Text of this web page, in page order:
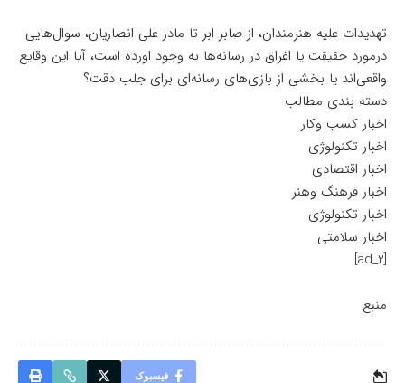
تهدیدات علیه هنرمندان، از صابر ابر تا مادر علی انصاریان، سوال‌هایی
درمورد حقیقت یا اغراق در رسانه‌ها به وجود اورده است، آیا این وقایع
واقعی‌اند یا بخشی از بازی‌های رسانه‌ای برای جلب دقت؟
دسته بندی مطالب
اخبار کسب وکار
اخبار تکنولوژی
اخبار اقتصادی
اخبار فرهنگ وهنر
اخبار تکنولوژی
اخبار سلامتی
[ad_2]
منبع
فیسبوک